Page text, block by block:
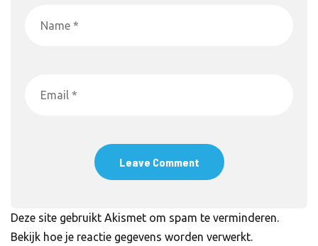
Deze site gebruikt Akismet om spam te verminderen.
Bekijk hoe je reactie gegevens worden verwerkt.